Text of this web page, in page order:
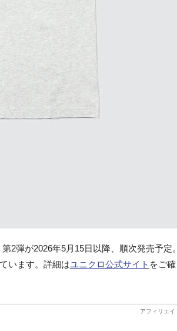
2弾が2026年5月15日以降、順次発売予定。
います。詳細はユニクロ公式サイト をご確